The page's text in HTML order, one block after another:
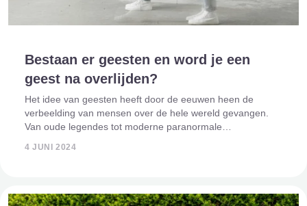
Bestaan er geesten en word je een
geest na overlijden?
Het idee van geesten heeft door de eeuwen heen de
verbeelding van mensen over de hele wereld gevangen.
Van oude legendes tot moderne paranormale
4 JUNI 2024